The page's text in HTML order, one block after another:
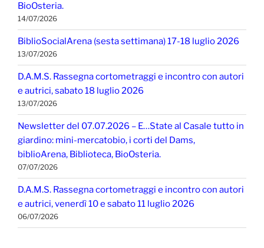
BioOsteria.
14/07/2026
BiblioSocialArena (sesta settimana) 17-18 luglio 2026
13/07/2026
D.A.M.S. Rassegna cortometraggi e incontro con autori
e autrici, sabato 18 luglio 2026
13/07/2026
Newsletter del 07.07.2026 – E…State al Casale tutto in
giardino: mini-mercatobio, i corti del Dams,
biblioArena, Biblioteca, BioOsteria.
07/07/2026
D.A.M.S. Rassegna cortometraggi e incontro con autori
e autrici, venerdì 10 e sabato 11 luglio 2026
06/07/2026